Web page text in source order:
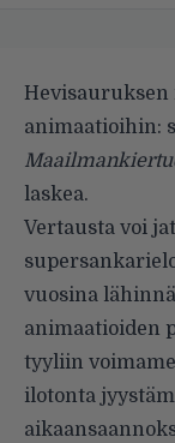
ani­maatioihin:
laskea.
Vertausta voi
vuosina
animaatioiden
tyyliin
ilotonta